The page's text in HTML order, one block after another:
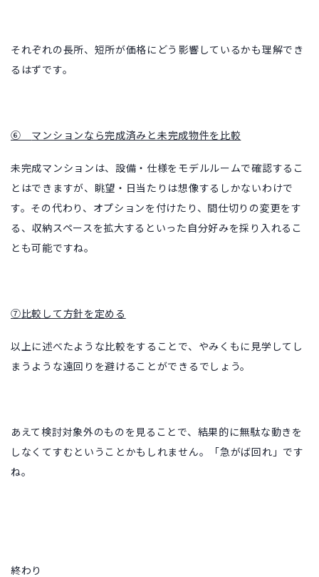
それぞれの長所、短所が価格にどう影響しているかも理解でき
るはずです。
⑥ マンションなら完成済みと未完成物件を比較
未完成マンションは、設備・仕様をモデルルームで確認するこ
とはできますが、眺望・日当たりは想像するしかないわけで
す。その代わり、オプションを付けたり、間仕切りの変更をす
る、収納スペースを拡大するといった自分好みを採り入れるこ
とも可能ですね。
⑦比較して方針を定める
以上に述べたような比較をすることで、やみくもに見学してし
まうような遠回りを避けることができるでしょう。
あえて検討対象外のものを見ることで、結果的に無駄な動きを
しなくてすむということかもしれません。「急がば回れ」です
ね。
終わり